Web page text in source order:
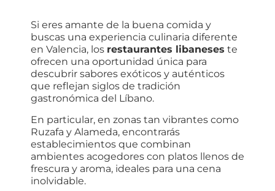
Si eres amante de la buena comida y
buscas una experiencia culinaria diferente
en Valencia, los restaurantes libaneses te
ofrecen una oportunidad única para
descubrir sabores exóticos y auténticos
que reflejan siglos de tradición
gastronómica del Líbano.
En particular, en zonas tan vibrantes como
Ruzafa y Alameda, encontrarás
establecimientos que combinan
ambientes acogedores con platos llenos de
frescura y aroma, ideales para una cena
inolvidable.